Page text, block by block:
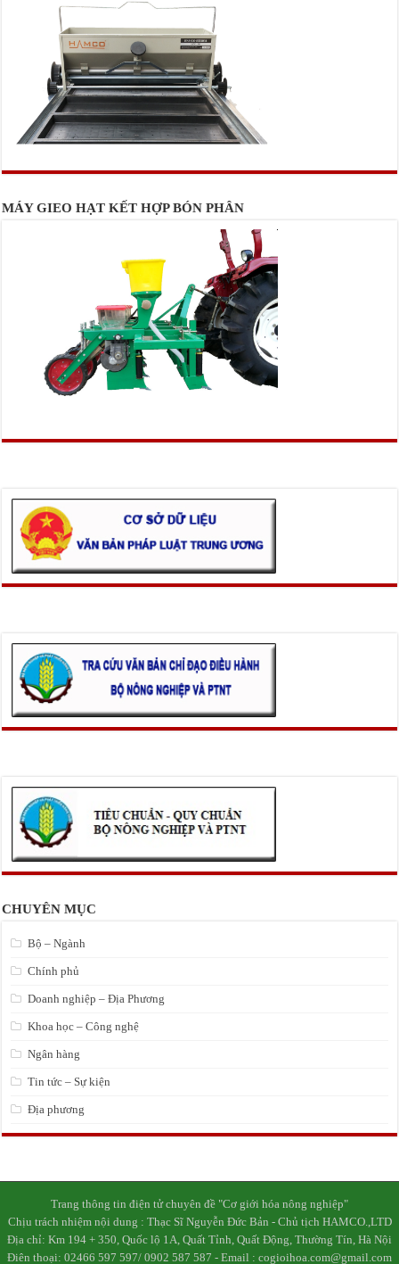
MÁY GIEO HẠT KẾT HỢP BÓN PHÂN
CHUYÊN MỤC
Bộ – Ngành
Chính phủ
Doanh nghiệp – Địa Phương
Khoa học – Công nghệ
Ngân hàng
Tin tức – Sự kiện
Địa phương
Trang thông tin điện tử chuyên đề "Cơ giới hóa nông nghiệp"
Chịu trách nhiệm nội dung : Thạc Sĩ Nguyễn Đức Bản - Chủ tịch HAMCO.,LTD
Địa chỉ: Km 194 + 350, Quốc lộ 1A, Quất Tỉnh, Quất Động, Thường Tín, Hà Nội
Điên thoại: 02466 597 597/ 0902 587 587 - Email : cogioihoa.com@gmail.com